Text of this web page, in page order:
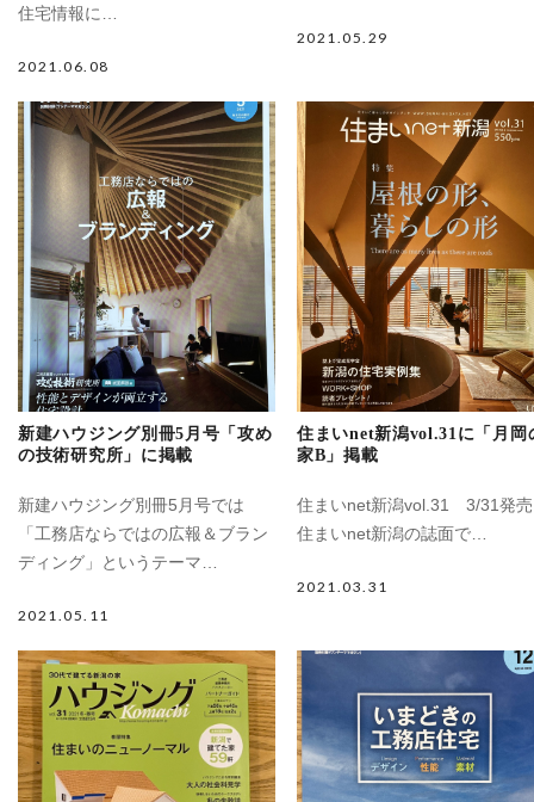
住宅情報に…
2021.06.08
2021.05.29
新建ハウジング別冊5月号「攻め
の技術研究所」に掲載
新建ハウジング別冊5月号では
「工務店ならではの広報＆ブラン
ディング」というテーマ…
2021.05.11
住まいnet新潟vol.31に「月岡
家B」掲載
住まいnet新潟vol.31 3/31発
住まいnet新潟の誌面で…
2021.03.31